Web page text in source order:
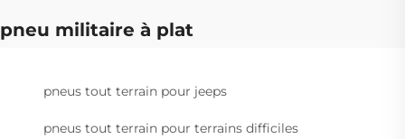
pneu militaire à plat
pneus tout terrain pour jeeps
pneus tout terrain pour terrains difficiles